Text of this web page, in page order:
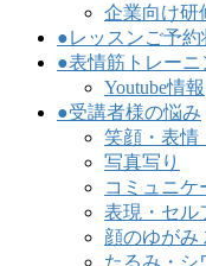
企業向け研
●レッスンご予約
●表情筋トレー
Youtube情報
●受講者様の悩み
笑顔・表情
写真写り
コミュニケ
表現・セル
顔のゆがみ